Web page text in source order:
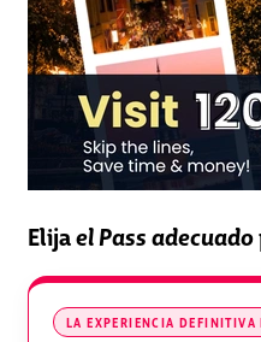
Elijael Pass adecuado
LA EXPERIENCIA DEFINITIVA